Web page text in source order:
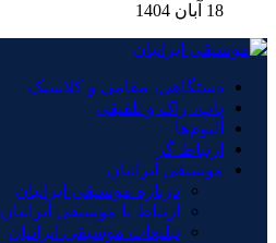
18 آبان 1404
دستگاهی، مقامی و کلاسیک
پاپ، راک و تلفیقی
آلبوم‌ها
ارتباط گر
موسیقی ایرانیان
درباره موسیقی ایرانیان
ارتباط با موسیقی ایرانیان
تبلیغات موسیقی ایرانیان